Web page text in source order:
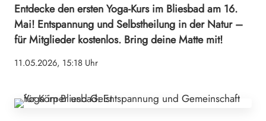
Entdecke den ersten Yoga-Kurs im Bliesbad am 16.
Mai! Entspannung und Selbstheilung in der Natur –
für Mitglieder kostenlos. Bring deine Matte mit!
11.05.2026, 15:18 Uhr